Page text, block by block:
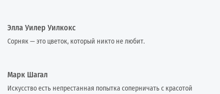
Элла Уилер Уилкокс
Сорняк — это цветок, который никто не любит.
Марк Шагал
Искусство есть непрестанная попытка соперничать с красотой